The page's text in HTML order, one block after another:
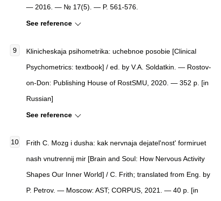
— 2016. — № 17(5). — P. 561-576.
See reference
Klinicheskaja psihometrika: uchebnoe posobie [Clinical
Psychometrics: textbook] / ed. by V.A. Soldatkin. — Rostov-
on-Don: Publishing House of RostSMU, 2020. — 352 p. [in
Russian]
See reference
Frith C. Mozg i dusha: kak nervnaja dejatel'nost' formiruet
nash vnutrennij mir [Brain and Soul: How Nervous Activity
Shapes Our Inner World] / C. Frith; translated from Eng. by
P. Petrov. — Moscow: AST; CORPUS, 2021. — 40 p. [in